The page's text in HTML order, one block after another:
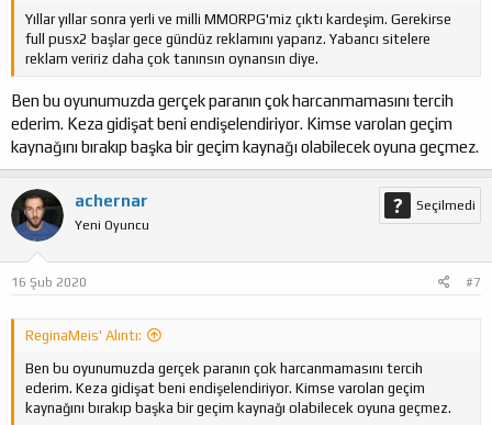
Yıllar yıllar sonra yerli ve milli MMORPG'miz çıktı kardeşim. Gerekirse
full pusx2 başlar gece gündüz reklamını yaparız. Yabancı sitelere
reklam veririz daha çok tanınsın oynansın diye.
Ben bu oyunumuzda gerçek paranın çok harcanmamasını tercih
ederim. Keza gidişat beni endişelendiriyor. Kimse varolan geçim
kaynağını bırakıp başka bir geçim kaynağı olabilecek oyuna geçmez.
achernar
Yeni Oyuncu
Seçilmedi
16 Şub 2020 #7
ReginaMeis' Alıntı:
Ben bu oyunumuzda gerçek paranın çok harcanmamasını tercih
ederim. Keza gidişat beni endişelendiriyor. Kimse varolan geçim
kaynağını bırakıp başka bir geçim kaynağı olabilecek oyuna geçmez.